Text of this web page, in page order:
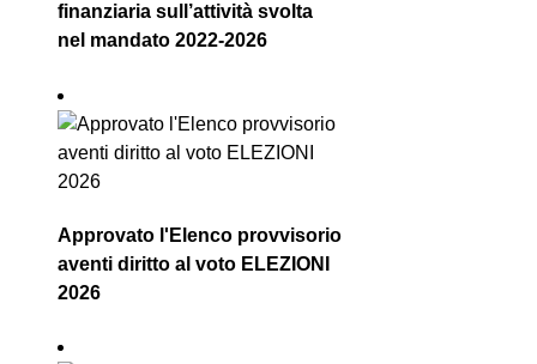
finanziaria sull’attività svolta
nel mandato 2022-2026
Approvato l'Elenco provvisorio
aventi diritto al voto ELEZIONI
2026